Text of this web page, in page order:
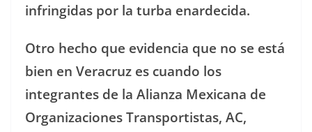
infringidas por la turba enardecida.
Otro hecho que evidencia que no se está
bien en Veracruz es cuando los
integrantes de la Alianza Mexicana de
Organizaciones Transportistas, AC,